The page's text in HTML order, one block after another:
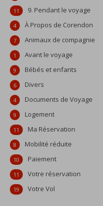
9. Pendant le voyage
11
À Propos de Corendon
4
Animaux de compagnie
7
Avant le voyage
1
Bébés et enfants
9
Divers
6
Documents de Voyage
4
Logement
9
Ma Réservation
11
Mobilité réduite
8
Paiement
10
Votre réservation
11
Votre Vol
19